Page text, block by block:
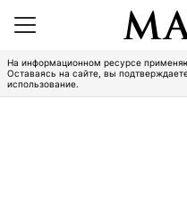
На информационном ресурсе
Оставаясь на сайте, вы
использование.